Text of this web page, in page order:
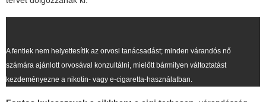
A fentiek nem helyettesítik az orvosi tanácsadást; minden várandós nő
számára ajánlott orvosával konzultálni, mielőtt bármilyen változtatást
kezdeményezne a nikotin- vagy e-cigaretta-használatban.